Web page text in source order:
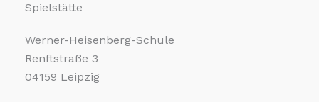
Spielstätte
Werner-Heisenberg-Schule
Renftstraße 3
04159 Leipzig